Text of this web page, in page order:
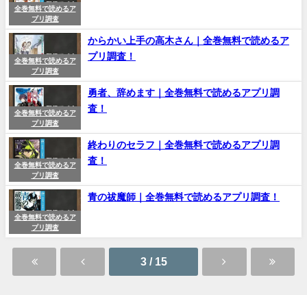
全巻無料で読めるア
プリ調査
全巻無料で読めるア
プリ調査
からかい上手の高木さん｜全巻無料で読めるア
プリ調査！
全巻無料で読めるア
プリ調査
勇者、辞めます｜全巻無料で読めるアプリ調
査！
全巻無料で読めるア
プリ調査
終わりのセラフ｜全巻無料で読めるアプリ調
査！
全巻無料で読めるア
プリ調査
青の祓魔師｜全巻無料で読めるアプリ調査！
3 / 15